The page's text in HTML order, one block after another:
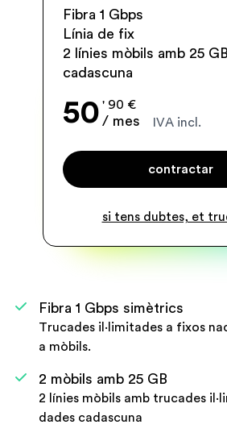
Fibra 1 Gbps simètrics
Trucades il·limitades a fixos
a mòbils.
2 mòbils amb 25 GB
2 línies mòbils amb trucades
dades cadascuna
Fibra 1 Gbps
Línia de fix
2 línies mòbils amb 25 GB
cadascuna
50 ' 90 €
/ mes IVA incl.
contractar
si tens dubtes, et